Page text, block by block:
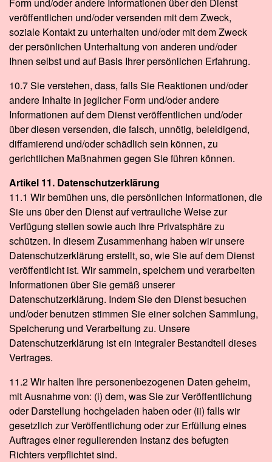
veröffentlichen und/oder versenden mit dem Zweck,
soziale Kontakt zu unterhalten und/oder mit dem Zweck
der persönlichen Unterhaltung von anderen und/oder
Ihnen selbst und auf Basis Ihrer persönlichen Erfahrung.
10.7 Sie verstehen, dass, falls Sie Reaktionen und/oder
andere Inhalte in jeglicher Form und/oder andere
Informationen auf dem Dienst veröffentlichen und/oder
über diesen versenden, die falsch, unnötig, beleidigend,
diffamierend und/oder schädlich sein können, zu
gerichtlichen Maßnahmen gegen Sie führen können.
Artikel 11. Datenschutzerklärung
11.1 Wir bemühen uns, die persönlichen Informationen, die
Sie uns über den Dienst auf vertrauliche Weise zur
Verfügung stellen sowie auch Ihre Privatsphäre zu
schützen. In diesem Zusammenhang haben wir unsere
Datenschutzerklärung erstellt, so, wie Sie auf dem Dienst
veröffentlicht ist. Wir sammeln, speichern und verarbeiten
Informationen über Sie gemäß unserer
Datenschutzerklärung. Indem Sie den Dienst besuchen
und/oder benutzen stimmen Sie einer solchen Sammlung,
Speicherung und Verarbeitung zu. Unsere
Datenschutzerklärung ist ein integraler Bestandteil dieses
Vertrages.
11.2 Wir halten Ihre personenbezogenen Daten geheim,
mit Ausnahme von: (i) dem, was Sie zur Veröffentlichung
oder Darstellung hochgeladen haben oder (ii) falls wir
gesetzlich zur Veröffentlichung oder zur Erfüllung eines
Auftrages einer regulierenden Instanz des befugten
Richters verpflichtet sind.